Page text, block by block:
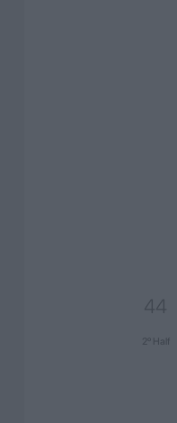
44
2º Half